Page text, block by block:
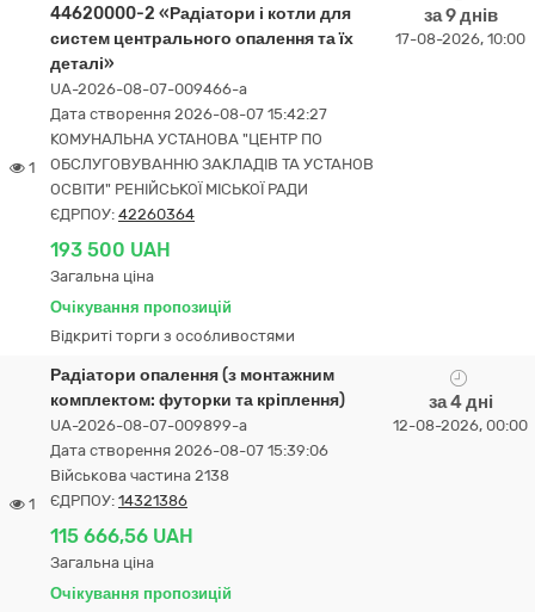
1
44620000-2 «Радіатори і котли для
систем центрального опалення та їх
деталі»
UA-2026-08-07-009466-a
Дата створення 2026-08-07 15:42:27
КОМУНАЛЬНА УСТАНОВА "ЦЕНТР ПО
ОБСЛУГОВУВАННЮ ЗАКЛАДІВ ТА УСТАНОВ
ОСВІТИ" РЕНІЙСЬКОЇ МІСЬКОЇ РАДИ
ЄДРПОУ: 42260364
193 500 UAH
Загальна ціна
Очікування пропозицій
Відкриті торги з особливостями
за 9 днів
17-08-2026, 10:00
1
Радіатори опалення (з монтажним
комплектом: футорки та кріплення)
UA-2026-08-07-009899-a
Дата створення 2026-08-07 15:39:06
Військова частина 2138
ЄДРПОУ: 14321386
115 666,56 UAH
Загальна ціна
Очікування пропозицій
за 4 дні
12-08-2026, 00:00